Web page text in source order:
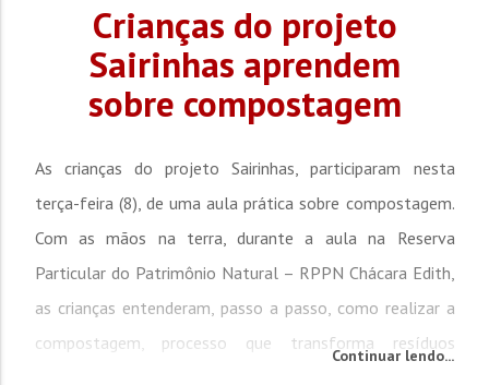
Crianças do projeto
Sairinhas aprendem
sobre compostagem
As crianças do projeto Sairinhas, participaram nesta
terça-feira (8), de uma aula prática sobre compostagem.
Com as mãos na terra, durante a aula na Reserva
Particular do Patrimônio Natural – RPPN Chácara Edith,
as crianças entenderam, passo a passo, como realizar a
compostagem, processo que transforma resíduos
Continuar lendo...